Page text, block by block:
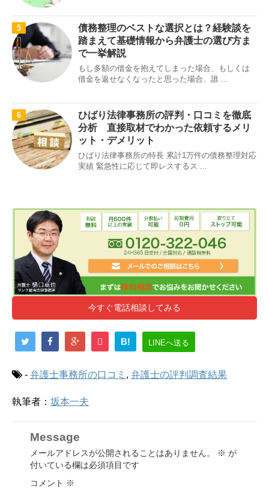
5
債務整理のベストな選択とは？経験談を
踏まえて基礎情報から弁護士の選び方ま
で一挙解説
もし多額の借金を抱えてしまった場合、もしくは
借金を返せなくなったと思った場合、誰 ...
6
ひばり法律事務所の評判・口コミを徹底
分析 直接取材でわかった依頼するメリ
ット・デメリット
ひばり法律事務所の特長 累計1万件の債務整理対応
実績 緊急性に応じて即レスするス ...
今すぐ電話相談してみる
B! LINEへ送る
- 弁護士事務所の口コミ , 弁護士の評判調査結果
執筆者： 坂本一夫
Message
メールアドレスが公開されることはありません。 ※ が
付いている欄は必須項目です
コメント ※